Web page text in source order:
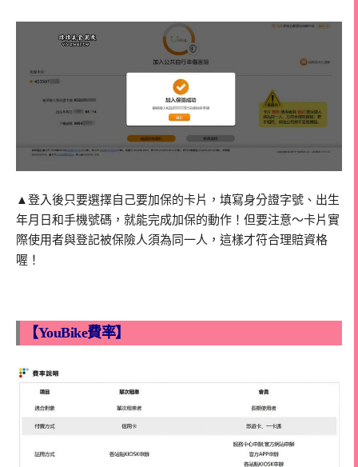
▲登入後只要選擇自己要加保的卡片，填寫身分證字號、出生
年月日和手機號碼，就能完成加保的動作！但要注意～卡片實
際使用者與登記被保險人須為同一人，這樣才符合理賠資格
喔！
【YouBike費率】